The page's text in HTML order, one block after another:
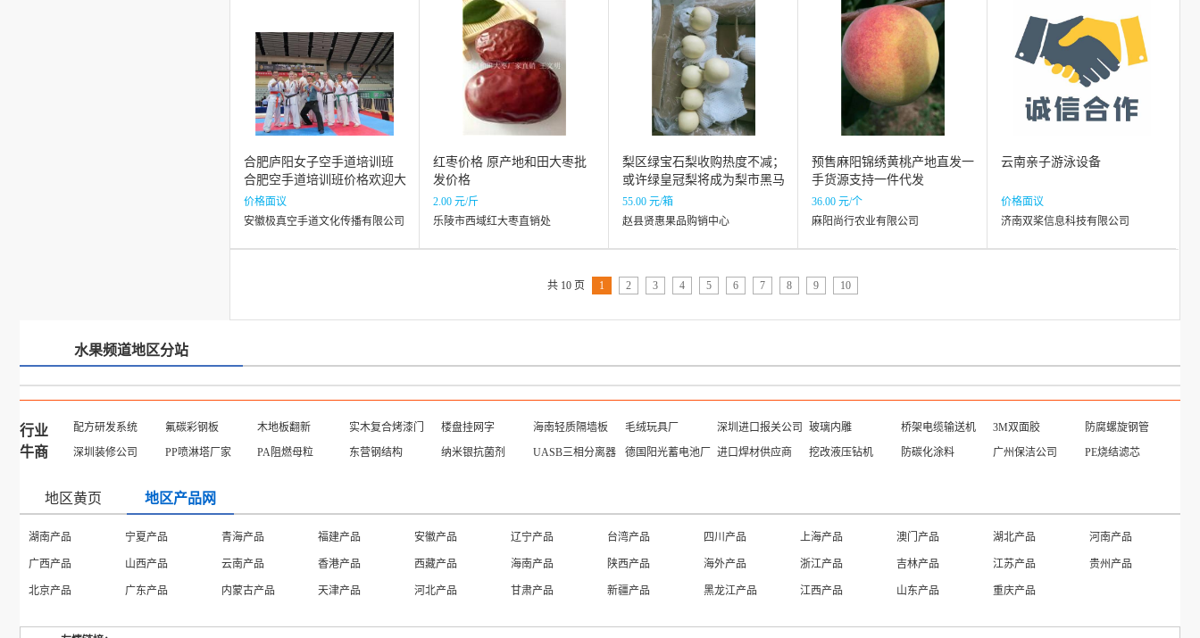
合肥庐阳女子空手道培训班
合肥空手道培训班价格欢迎大
神推荐
价格面议
安徽极真空手道文化传播有限公司
红枣价格 原产地和田大枣批
发价格
2.00 元/斤
乐陵市西域红大枣直销处
梨区绿宝石梨收购热度不减；
或许绿皇冠梨将成为梨市黑马
55.00 元/箱
赵县贤惠果品购销中心
预售麻阳锦绣黄桃产地直发一
手货源支持一件代发
36.00 元/个
麻阳尚行农业有限公司
云南亲子游泳设备
价格面议
济南双桨信息科技有限公司
共 10 页 1 2 3 4 5 6 7 8 9 10
水果频道地区分站
行业
牛商
配方研发系统 氟碳彩钢板 木地板翻新 实木复合烤漆门 楼盘挂网字 海南轻质隔墙板 毛绒玩具厂 深圳进口报关公司 玻璃内雕 桥架电缆输送机 3M双面胶
防腐螺旋钢管
深圳装修公司
PP喷淋塔厂家 PA阻燃母粒 东营钢结构 纳米银抗菌剂 UASB三相分离器 德国阳光蓄电池厂 进口焊材供应商 挖改液压钻机 防碳化涂料 广州保洁公司 PE烧结滤芯
地区黄页 地区产品网
湖南产品 宁夏产品 青海产品 福建产品 安徽产品 辽宁产品 台湾产品 四川产品 上海产品 澳门产品 湖北产品 河南产品
广西产品 山西产品 云南产品 香港产品 西藏产品 海南产品 陕西产品 海外产品 浙江产品 吉林产品 江苏产品 贵州产品
北京产品 广东产品 内蒙古产品 天津产品 河北产品 甘肃产品 新疆产品 黑龙江产品 江西产品 山东产品 重庆产品